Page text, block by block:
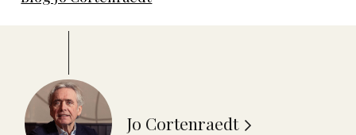
Jo Cortenraedt